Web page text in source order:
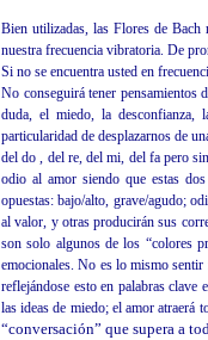
Bien utilizadas, las Flores de Bach
nuestra frecuencia vibratoria. De
Si no se encuentra usted en
No conseguirá tener pensamientos
duda, el miedo, la desconfianza,
particularidad de desplazarnos de
del do , del re, del mi, del fa pero
odio al amor siendo que estas
opuestas: bajo/alto, grave/agudo;
al valor, y otras producirán sus
son solo algunos de los “colores
emocionales. No es lo mismo
reflejándose esto en palabras
las ideas de miedo; el amor atraerá
“conversación” que supera a